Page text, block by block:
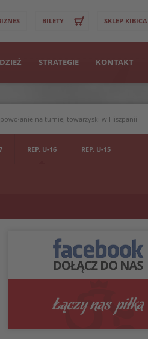
BILETY SKLEP KIBICA
STRATEGIE KONTAKT
>
Strona WWW
Zawodnik
na turniej towarzyski w Hiszpanii
REP. U-16 REP. U-15